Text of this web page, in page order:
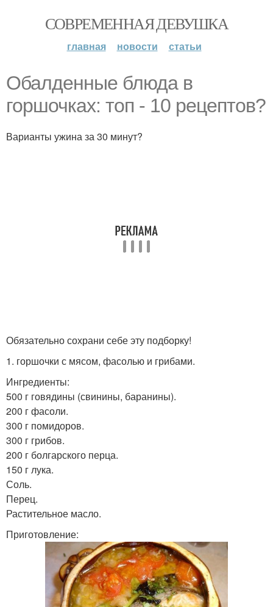
СОВРЕМЕННАЯ ДЕВУШКА
главная новости статьи
Обалденные блюда в
горшочках: топ - 10 рецептов?
Варианты ужина за 30 минут?
Обязательно сохрани себе эту подборку!
1. горшочки с мясом, фасолью и грибами.
Ингредиенты:
500 г говядины (свинины, баранины).
200 г фасоли.
300 г помидоров.
300 г грибов.
200 г болгарского перца.
150 г лука.
Соль.
Перец.
Растительное масло.
Приготовление: